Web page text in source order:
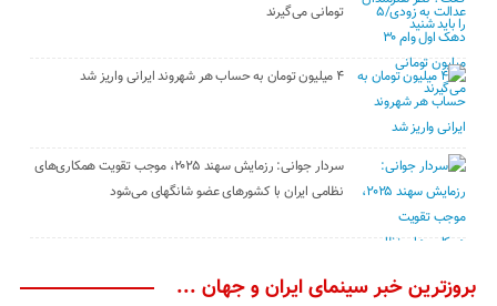
تومانی می‌گیرند
۴ میلیون تومان به حساب هر شهروند ایرانی واریز شد
سردار جوانی: رزمایش سهند ۲۰۲۵، موجب تقویت همکاری‌های
نظامی ایران با کشور‌های عضو شانگهای می‌شود
بروزترین خبر سینمای ایران و جهان ...